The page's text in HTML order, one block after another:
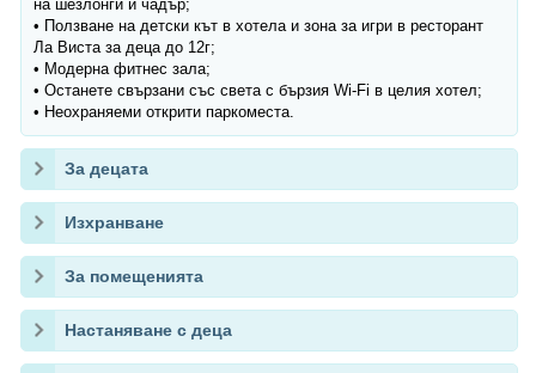
на шезлонги и чадър;
• Ползване на детски кът в хотела и зона за игри в ресторант
Ла Виста за деца до 12г;
• Модерна фитнес зала;
• Останете свързани със света с бързия Wi-Fi в целия хотел;
• Неохраняеми открити паркоместа.
За децата
Изхранване
За помещенията
Настаняване с деца